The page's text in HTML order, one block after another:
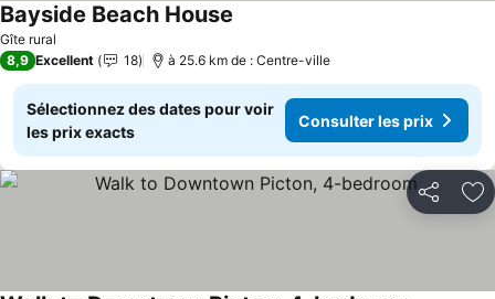
Gîte rural
Bayside Beach House
8,9 Excellent 18 à 25.6 km de : Centre-ville
Sélectionnez des dates pour voir
les prix exacts
Consulter les prix
Partager